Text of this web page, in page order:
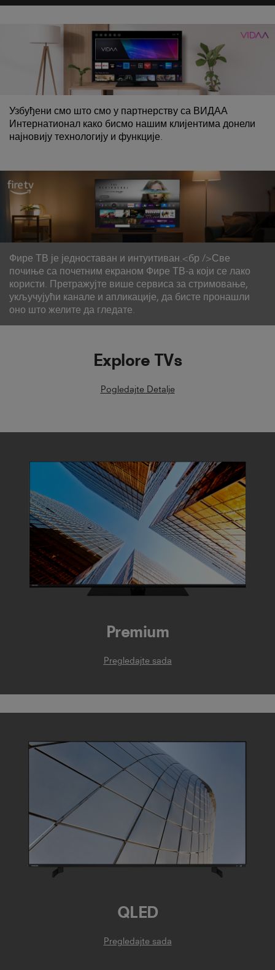
Узбуђени смо што смо у партнерству са ВИДАА
Интернатионал како бисмо нашим клијентима донели
Фире ТВ је једноставан и интуитиван.<бр />Све
почиње са почетним екраном Фире ТВ-а који се лако
користи. Претражујте више сервиса за стримовање,
укључујући канале и апликације, да бисте пронашли
оно што желите да гледате.
Explore TVs